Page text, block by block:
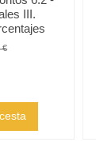
III.
€